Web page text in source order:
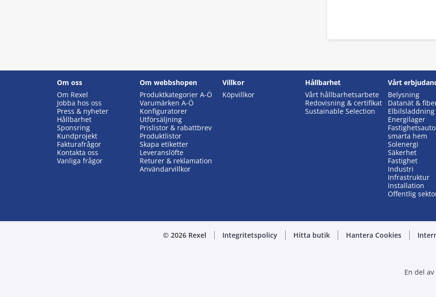
Om oss
Om Rexel
Jobba hos oss
Press & nyheter
Hållbarhet
Sponsring
Kundprojekt
Fakturafrågor
Kontakta oss
Vanliga frågor
Om webbshopen
Produktkategorier A-Ö
Varumärken A-Ö
Konfiguratorer
Utförsäljning
Prislistor & rabattbrev
Produktlistor
Skapa etiketter
Leveranslöfte
Returer & reklamation
Användarvillkor
Villkor
Köpvillkor
Hållbarhet
Vårt hållbarhetsarbete
Redovisning & certifikat
Sustainable Selection
Vårt
Belysning
Datanät &
Elbilsladdning
Energilager
smarta hem
Solenergi
Säkerhet
Fastighet
Industri
Infrastruktur
Installation
Offentlig
© 2026 Rexel Integritetspolicy Hitta butik Hantera Cookies
En del